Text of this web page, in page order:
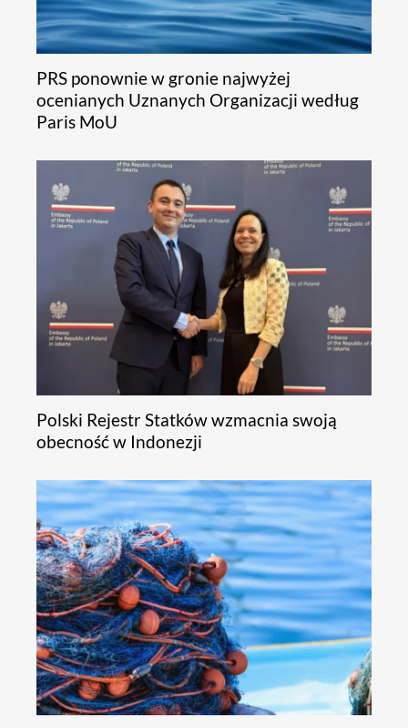
PRS ponownie w gronie najwyżej
ocenianych Uznanych Organizacji według
Paris MoU
Polski Rejestr Statków wzmacnia swoją
obecność w Indonezji